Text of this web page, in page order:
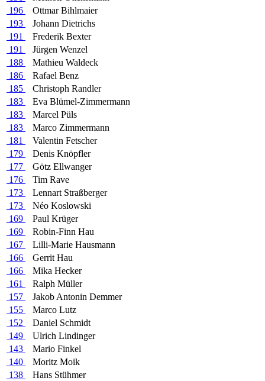
196
Ottmar Bihlmaier
193
Johann Dietrichs
191
Frederik Bexter
191
Jürgen Wenzel
188
Mathieu Waldeck
186
Rafael Benz
185
Christoph Randler
183
Eva Blümel-Zimmermann
183
Marcel Püls
183
Marco Zimmermann
181
Valentin Fetscher
179
Denis Knöpfler
177
Götz Ellwanger
176
Tim Rave
173
Lennart Straßberger
173
Néo Koslowski
169
Paul Krüger
169
Robin-Finn Hau
167
Lilli-Marie Hausmann
166
Gerrit Hau
166
Mika Hecker
161
Ralph Müller
157
Jakob Antonin Demmer
155
Marco Lutz
152
Daniel Schmidt
149
Ulrich Lindinger
143
Mario Finkel
140
Moritz Moik
138
Hans Stühmer